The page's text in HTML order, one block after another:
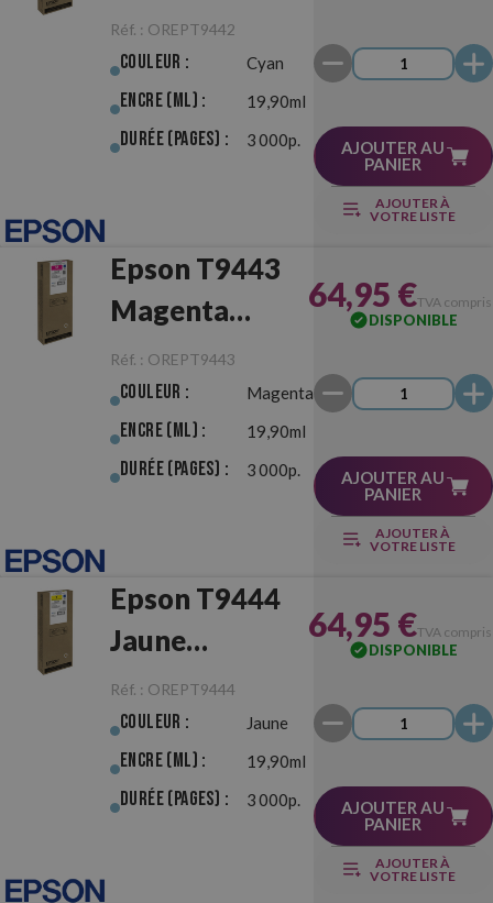
Réf. : OREPT9442
Couleur : Cyan
Encre (ml) : 19,90ml
Durée (pages) : 3 000p.
AJOUTER AU
PANIER
AJOUTER À
VOTRE LISTE
Epson T9443
Magenta
Originale
Réf. : OREPT9443
Couleur : Magenta
Encre (ml) : 19,90ml
Durée (pages) : 3 000p.
64,95 €TVA
DISPONIBLE
AJOUTER AU
PANIER
AJOUTER À
VOTRE LISTE
Epson T9444
Jaune
Originale
Réf. : OREPT9444
Couleur : Jaune
Encre (ml) : 19,90ml
Durée (pages) : 3 000p.
64,95 €TVA
DISPONIBLE
AJOUTER AU
PANIER
AJOUTER À
VOTRE LISTE